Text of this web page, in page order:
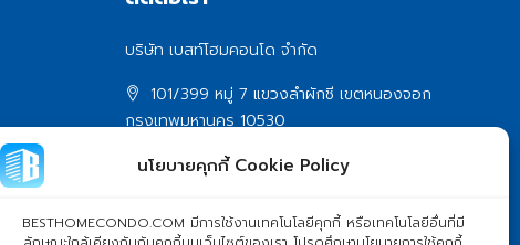
นโยบายคุกกี้ Cookie Policy
BESTHOMECONDO.COM มีการใช้งานเทคโนโลยีคุกกี้ หรือเทคโนโลยีอื่นที่มี
บริษัท เบสท์โฮมคอนโด จำกัด
101/399 หมู่ 7 แขวงลําผักชี เขตหนองจอก
กรุงเทพมหานคร 10530